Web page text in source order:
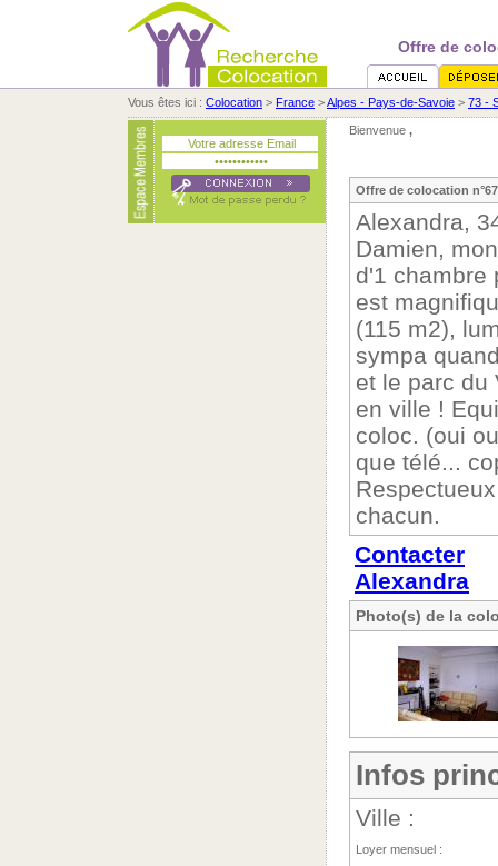
Offre de
Vous êtes ici : Colocation > France >Alpes - Pays-de-Savoie > 73 -
Bienvenue ,
Offre de colocation
Alexandra,
Damien,
d'1 chambre
est
(115 m2),
sympa
et le parc du
en ville !
coloc. (oui
que télé...
chacun.
Contacter
Alexandra
Photo(s) de la
Infos
Ville :
Loyer mensuel :